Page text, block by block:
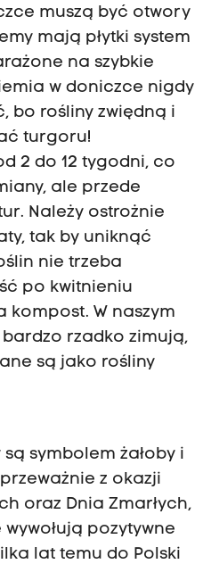
muszą być otwory
mają płytki system
na szybkie
w doniczce nigdy
bo rośliny zwiędną i
turgoru!
2 do 12 tygodni, co
ale przede
Należy ostrożnie
tak by uniknąć
nie trzeba
po kwitnieniu
kompost. W naszym
rzadko zimują,
są jako rośliny
symbolem żałoby i
z okazji
oraz Dnia Zmarłych,
pozytywne
lat temu do Polski